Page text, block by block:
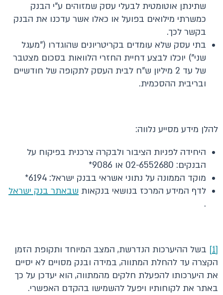
שתינתן אוטומטית לבעלי עסק שמזוהים ע"י הבנק
כמשרתי מילואים בפועל או כאלו אשר עדכנו את הבנק
בקשר לכך.
בתי עסק שלא עומדים בקריטריונים שהוגדרו ("מעגל
שני") יוכלו לבצע דחיית החזרי הלוואות בסכום מצטבר
של עד 2 מיליון ש"ח לבית העסק לתקופה של חודשיים
ובריבית ההסכמית.
להלן מידע מסייע נלווה:
היחידה לפניות הציבור ולבקרה צרכנית בפיקוח על
הבנקים: 02-6552680 או 9086*
מוקד הממונה על נתוני אשראי בבנק ישראל: 6194*
לדף המידע המרכז בנושאי בנקאות שבאתר בנק ישראל
.
[1]
בשל ההיערכות הנדרשת, המצב המיוחד ותקופת הזמן
הקצרה עד להחלת המתווה, במידה ובנק מסויים לא יסיים
את היערכותו להפעלת חלקים מהמתווה, הוא יעדכן על כך
באתר את לקוחותיו ויפעל להשמישו בהקדם האפשרי.